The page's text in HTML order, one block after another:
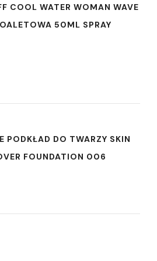
COOL WATER WOMAN WAVE
50ML SPRAY
PODKŁAD DO TWARZY SKIN
FOUNDATION 006